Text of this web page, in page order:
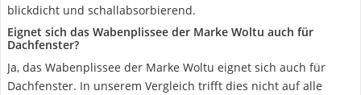
blickdicht und schallabsorbierend.
Eignet sich das Wabenplissee der Marke Woltu auch für
Dachfenster?
Ja, das Wabenplissee der Marke Woltu eignet sich auch für
Dachfenster. In unserem Vergleich trifft dies nicht auf alle